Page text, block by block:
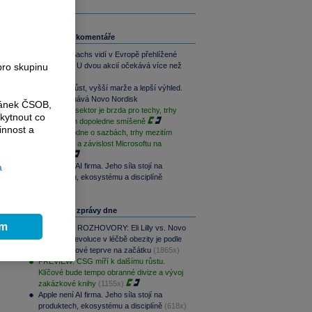
Související komentáře
Goldman Sachs vidí v Evropě přehlížené
příležitosti. U dvou akcií očekává více než
Rychlejší růst, vyšší marže a lepší výhled.
Lilly překonává Novo Nordisk
Paměťový sektor je brzda pro techy, trhy
jsou na tom dopoledne smíšeně
ČNB rozhodne o sazbách, trhy mezitím
sledují Írán a závislost Microsoftu na
Apple není AI firma. Jeho síla stojí na
produktech, ekosystému a disciplíně
Nejčtenější zprávy dne
PODCAST ROZHOVORY: Eli Lilly vs. Novo
Nordisk. Revoluce v léčbě obezity je podle
MUDr. Kunové teprve na začátku (1865x)
PREVIEW: CSG míří k dalšímu růstu.
Klíčové bude tempo obranné divize a vývoj
zakázkové knihy (1155x)
Apple není AI firma. Jeho síla stojí na
produktech, ekosystému a disciplíně (618x)
skupinu
ČSOB,
co
a